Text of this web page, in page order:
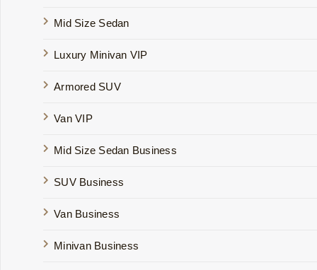
Mid Size Sedan
Luxury Minivan VIP
Armored SUV
Van VIP
Mid Size Sedan Business
SUV Business
Van Business
Minivan Business